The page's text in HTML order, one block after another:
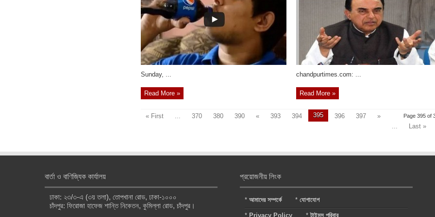
‎Sunday, ...
Read More »
chandpurtimes.com: ...
Read More »
Page 395 of
« First ... 370 380 390 « 393 394 395 396 397
»
...
Last »
বার্তা ও বাণিজ্যিক কার্যালয়
ঢাকা: ২৩/৩-এ (৩য় তলা), তোপখানা রোড, ঢাকা-১০০০
চাঁদপুর: ফিরোজা হাফেজ শান্তি নিকেতন, কুমিল্লা রোড, চাঁদপুর।
প্রয়োজনীয় লিংক
*আমাদের সম্পর্কে *যোগাযোগ
* Privacy Policy *টাইমস পরিবার